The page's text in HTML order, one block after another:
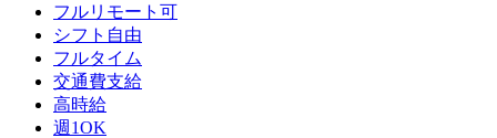
フルリモート可
シフト自由
フルタイム
交通費支給
高時給
週1OK